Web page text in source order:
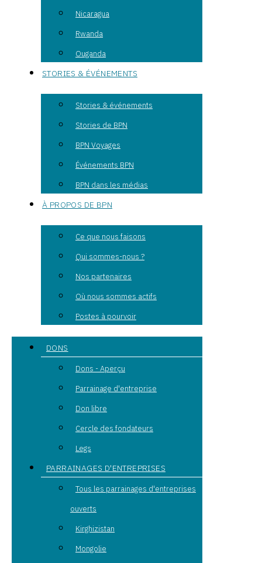
Nicaragua
Rwanda
Ouganda
STORIES & ÉVÉNEMENTS
Stories & événements
Stories de BPN
BPN Voyages
Événements BPN
BPN dans les médias
À PROPOS DE BPN
Ce que nous faisons
Qui sommes-nous ?
Nos partenaires
Où nous sommes actifs
Postes à pourvoir
DONS
Dons - Aperçu
Parrainage d'entreprise
Don libre
Cercle des fondateurs
Legs
PARRAINAGES D'ENTREPRISES
Tous les parrainages d'entreprises
ouverts
Kirghizistan
Mongolie